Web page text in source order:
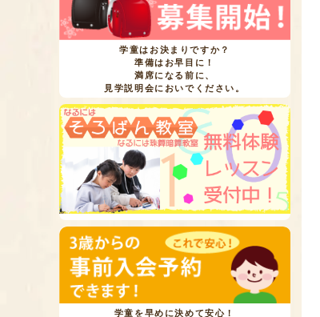
学童はお決まりですか？
準備はお早目に！
満席になる前に、
見学説明会においでください。
学童を早めに決めて安心！